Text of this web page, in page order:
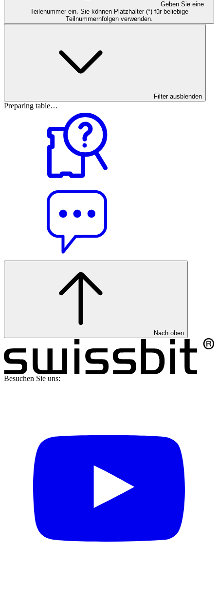
Geben Sie eine
Teilenummer ein. Sie können Platzhalter (*) für beliebige
Teilnummernfolgen verwenden.
Filter ausblenden
Preparing table…
Nach oben
Besuchen Sie uns: